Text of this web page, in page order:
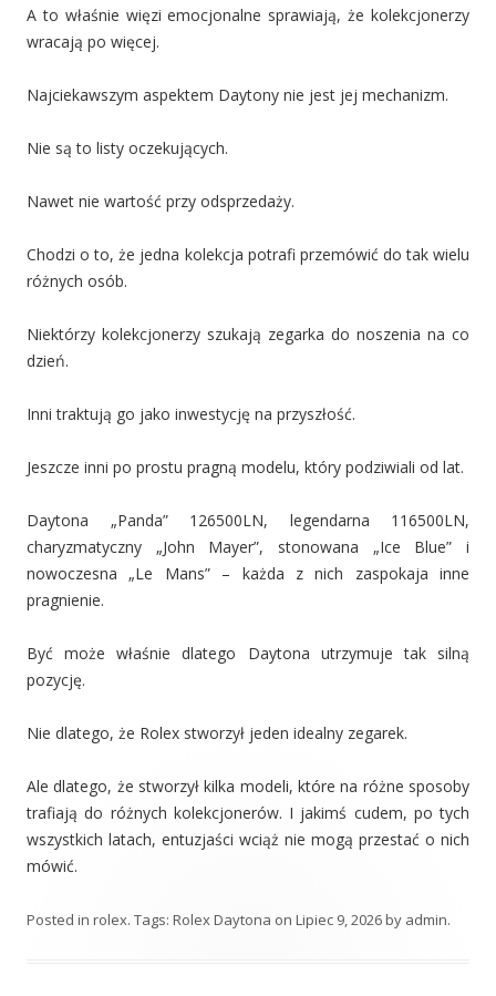
A to właśnie więzi emocjonalne sprawiają, że kolekcjonerzy
wracają po więcej.
Najciekawszym aspektem Daytony nie jest jej mechanizm.
Nie są to listy oczekujących.
Nawet nie wartość przy odsprzedaży.
Chodzi o to, że jedna kolekcja potrafi przemówić do tak wielu
różnych osób.
Niektórzy kolekcjonerzy szukają zegarka do noszenia na co
dzień.
Inni traktują go jako inwestycję na przyszłość.
Jeszcze inni po prostu pragną modelu, który podziwiali od lat.
Daytona „Panda” 126500LN, legendarna 116500LN,
charyzmatyczny „John Mayer”, stonowana „Ice Blue” i
nowoczesna „Le Mans” – każda z nich zaspokaja inne
pragnienie.
Być może właśnie dlatego Daytona utrzymuje tak silną
pozycję.
Nie dlatego, że Rolex stworzył jeden idealny zegarek.
Ale dlatego, że stworzył kilka modeli, które na różne sposoby
trafiają do różnych kolekcjonerów. I jakimś cudem, po tych
wszystkich latach, entuzjaści wciąż nie mogą przestać o nich
mówić.
Posted in rolex. Tags: Rolex Daytona on Lipiec 9, 2026by admin.